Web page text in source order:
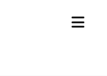
Menü